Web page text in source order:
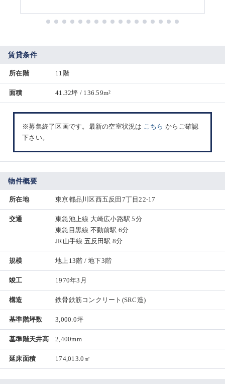
賃貸条件
所在階 11階
面積 41.32坪 / 136.59m²
※募集終了区画です。最新の空室状況は こちら からご確認
下さい。
物件概要
所在地 東京都品川区西五反田7丁目22-17
交通
東急池上線 大崎広小路駅 5分
東急目黒線 不動前駅 6分
JR山手線 五反田駅 8分
規模 地上13階 / 地下3階
竣工 1970年3月
構造 鉄骨鉄筋コンクリート(SRC造)
基準階坪数 3,000.0坪
基準階天井高 2,400mm
延床面積 174,013.0㎡